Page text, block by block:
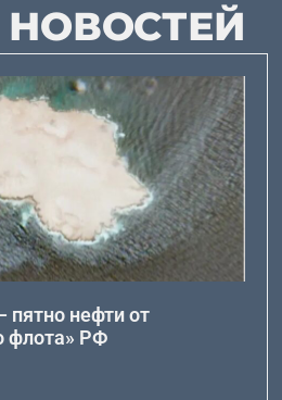
пятно нефти от
флота» РФ